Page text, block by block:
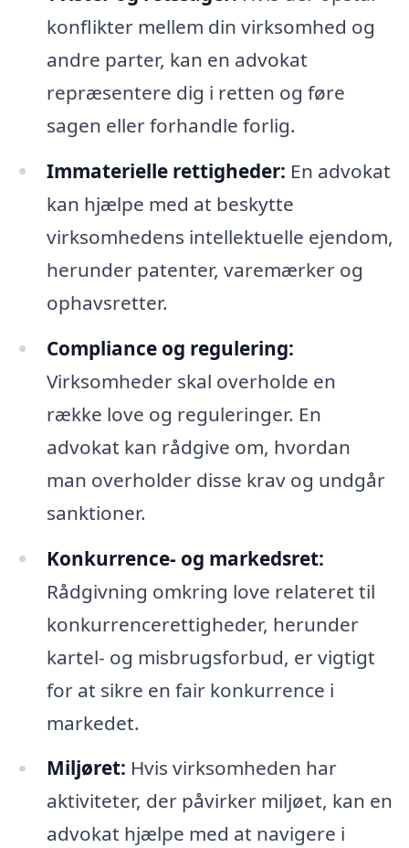
konflikter mellem din virksomhed og
andre parter, kan en advokat
repræsentere dig i retten og føre
sagen eller forhandle forlig.
Immaterielle rettigheder: En advokat
kan hjælpe med at beskytte
virksomhedens intellektuelle ejendom,
herunder patenter, varemærker og
ophavsretter.
Compliance og regulering:
Virksomheder skal overholde en
række love og reguleringer. En
advokat kan rådgive om, hvordan
man overholder disse krav og undgår
sanktioner.
Konkurrence- og markedsret:
Rådgivning omkring love relateret til
konkurrencerettigheder, herunder
kartel- og misbrugsforbud, er vigtigt
for at sikre en fair konkurrence i
markedet.
Miljøret: Hvis virksomheden har
aktiviteter, der påvirker miljøet, kan en
advokat hjælpe med at navigere i